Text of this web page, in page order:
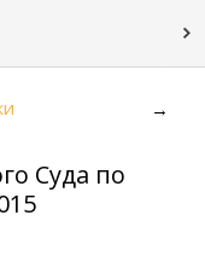
→
Суда по